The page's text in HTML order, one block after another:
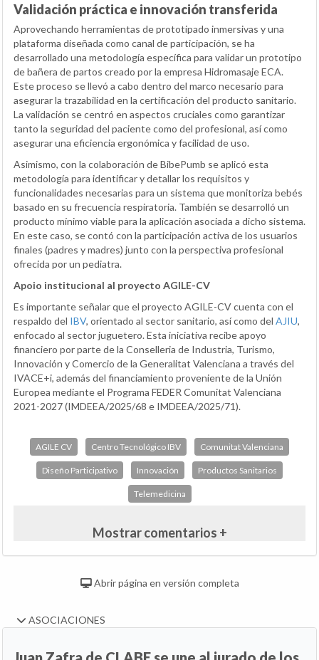
Validación práctica e innovación transferida
Aprovechando herramientas de prototipado inmersivas y una
plataforma diseñada como canal de participación, se ha
desarrollado una metodología específica para validar un prototipo
de bañera de partos creado por la empresa Hidromasaje ECA.
Este proceso se llevó a cabo dentro del marco necesario para
asegurar la trazabilidad en la certificación del producto sanitario.
La validación se centró en aspectos cruciales como garantizar
tanto la seguridad del paciente como del profesional, así como
asegurar una eficiencia ergonómica y facilidad de uso.
Asimismo, con la colaboración de BibePumb se aplicó esta
metodología para identificar y detallar los requisitos y
funcionalidades necesarias para un sistema que monitoriza bebés
basado en su frecuencia respiratoria. También se desarrolló un
producto mínimo viable para la aplicación asociada a dicho sistema.
En este caso, se contó con la participación activa de los usuarios
finales (padres y madres) junto con la perspectiva profesional
ofrecida por un pediatra.
Apoio institucional al proyecto AGILE-CV
Es importante señalar que el proyecto AGILE-CV cuenta con el
respaldo del IBV, orientado al sector sanitario, así como del AJIU,
enfocado al sector juguetero. Esta iniciativa recibe apoyo
financiero por parte de la Conselleria de Industria, Turismo,
Innovación y Comercio de la Generalitat Valenciana a través del
IVACE+i, además del financiamiento proveniente de la Unión
Europea mediante el Programa FEDER Comunitat Valenciana
2021-2027 (IMDEEA/2025/68 e IMDEEA/2025/71).
AGILE CV Centro Tecnológico IBV Comunitat Valenciana
Diseño Participativo Innovación Productos Sanitarios
Telemedicina
Mostrar comentarios +
Abrir página en versión completa
ASOCIACIONES